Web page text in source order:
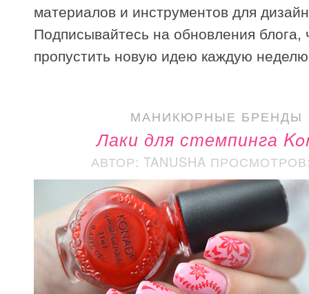
материалов и инструментов для
Подписывайтесь на обновления блога,
пропустить новую идею каждую
МАНИКЮРНЫЕ БРЕНДЫ
Лаки для стемпинга
АВТОР: TANUSHA